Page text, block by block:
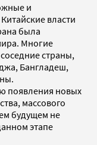
и
власти
была
Многие
страны,
Бангладеш,
появления новых
массового
будущем не
этапе